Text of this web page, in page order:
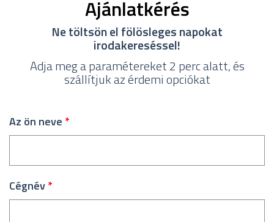
Ajánlatkérés
Ne töltsön el fölösleges napokat
irodakereséssel!
Adja meg a paramétereket 2 perc alatt, és
szállítjuk az érdemi opciókat
Az ön neve *
Cégnév*